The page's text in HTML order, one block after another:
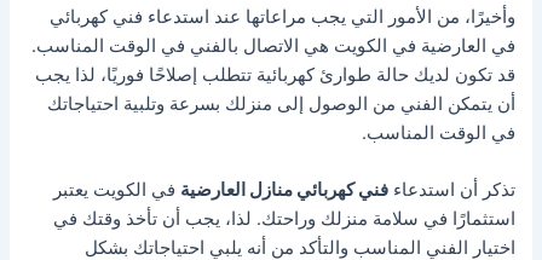
وأخيرًا، من الأمور التي يجب مراعاتها عند استدعاء فني كهربائي
في العارضية في الكويت هي الاتصال بالفني في الوقت المناسب.
قد تكون لديك حالة طوارئ كهربائية تتطلب إصلاحًا فوريًا، لذا يجب
أن يتمكن الفني من الوصول إلى منزلك بسرعة وتلبية احتياجاتك
في الوقت المناسب.
تذكر أن استدعاءفني كهربائي منازل العارضية في الكويت يعتبر
استثمارًا في سلامة منزلك وراحتك. لذا، يجب أن تأخذ وقتك في
اختيار الفني المناسب والتأكد من أنه يلبي احتياجاتك بشكل